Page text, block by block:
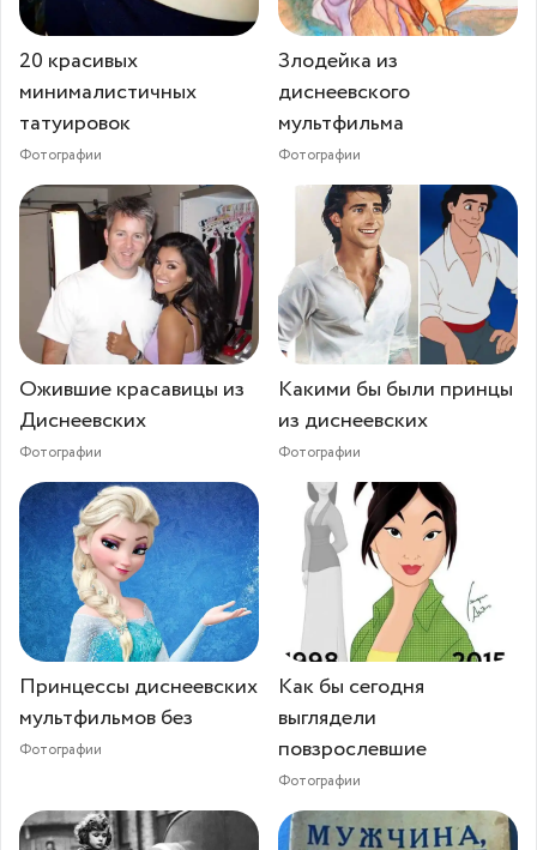
20 красивых
минималистичных
татуировок
Фотографии
Злодейка из
диснеевского
мультфильма
Фотографии
Ожившие красавицы из
Диснеевских
Фотографии
Какими бы были принцы
из диснеевских
Фотографии
Принцессы диснеевских
мультфильмов без
Фотографии
Как бы сегодня
выглядели
повзрослевшие
Фотографии